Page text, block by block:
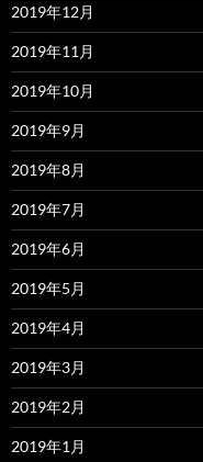
2019年12月
2019年11月
2019年10月
2019年9月
2019年8月
2019年7月
2019年6月
2019年5月
2019年4月
2019年3月
2019年2月
2019年1月